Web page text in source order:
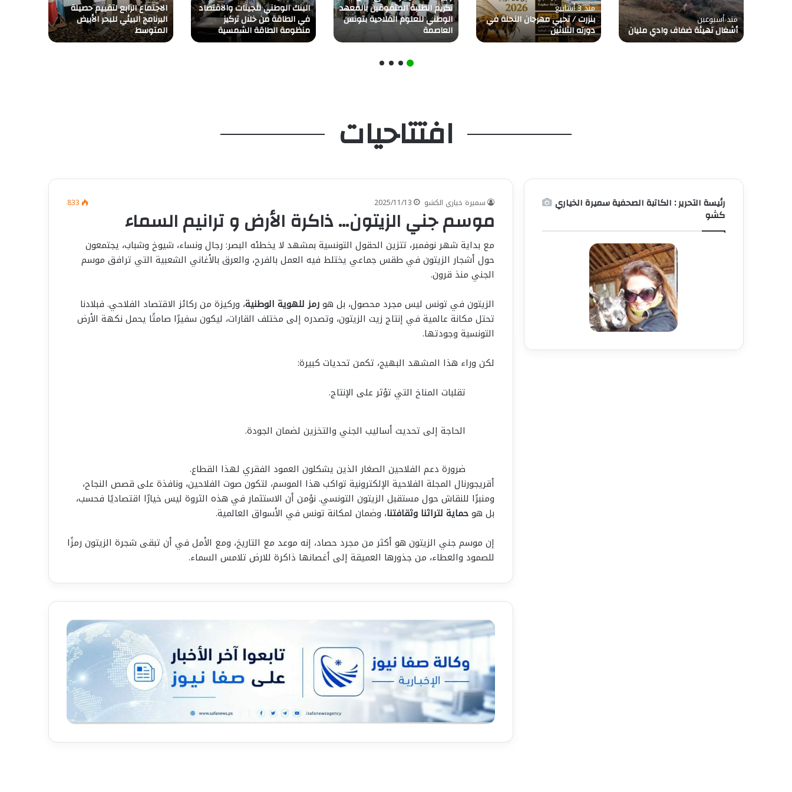
منذ أسبوعين
أشغال تهيئة ضفاف وادي مليان
منذ 3 أسابيع
بنزرت / تحيي مهرجان النحلة في
دورته الثلاثين
تكريم الطلبة المتفوقين بالمعهد
الوطني للعلوم الفلاحية بتونس
العاصمة
البنك الوطني للجينات والاقتصاد
في الطاقة من خلال تركيز
منظومة الطاقة الشمسية
الاجتماع الرابع لتقييم حصيلة
البرنامج البيئي للبحر الأبيض
المتوسط
افتتاحيات
سميرة خياري الكشو 2025/11/13
833
موسم جني الزيتون… ذاكرة الأرض و ترانيم السماء
مع بداية شهر نوفمبر، تتزين الحقول التونسية بمشهد لا يخطئه البصر: رجال ونساء، شيوخ وشباب، يجتمعون
حول أشجار الزيتون في طقس جماعي يختلط فيه العمل بالفرح، والعرق بالأغاني الشعبية التي ترافق موسم
الجني منذ قرون.
الزيتون في تونس ليس مجرد محصول، بل هورمز للهوية الوطنية، وركيزة من ركائز الاقتصاد الفلاحي. فبلادنا
تحتل مكانة عالمية في إنتاج زيت الزيتون، وتصدره إلى مختلف القارات، ليكون سفيرًا صامتًا يحمل نكهة الأرض
التونسية وجودتها.
لكن وراء هذا المشهد البهيج، تكمن تحديات كبيرة:
تقلبات المناخ التي تؤثر على الإنتاج.
الحاجة إلى تحديث أساليب الجني والتخزين لضمان الجودة.
ضرورة دعم الفلاحين الصغار الذين يشكلون العمود الفقري لهذا القطاع.
أقريجورنال المجلة الفلاحية الإلكترونية تواكب هذا الموسم، لتكون صوت الفلاحين، ونافذة على قصص النجاح،
ومنبرًا للنقاش حول مستقبل الزيتون التونسي. نؤمن أن الاستثمار في هذه الثروة ليس خيارًا اقتصاديًا فحسب،
بل هوحماية لتراثنا وثقافتنا، وضمان لمكانة تونس في الأسواق العالمية.
إن موسم جني الزيتون هو أكثر من مجرد حصاد، إنه موعد مع التاريخ، ومع الأمل في أن تبقى شجرة الزيتون رمزًا
للصمود والعطاء، من جذورها العميقة إلى أغصانها ذاكرة للارض تلامس السماء.
رئيسة التحرير : الكاتبة الصحفية سميرة الخياري
كشو